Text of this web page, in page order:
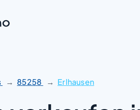
85258 Erlhausen